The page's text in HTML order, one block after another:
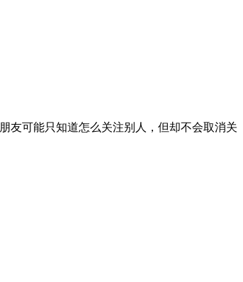
友可能只知道怎么关注别人，但却不会取消关